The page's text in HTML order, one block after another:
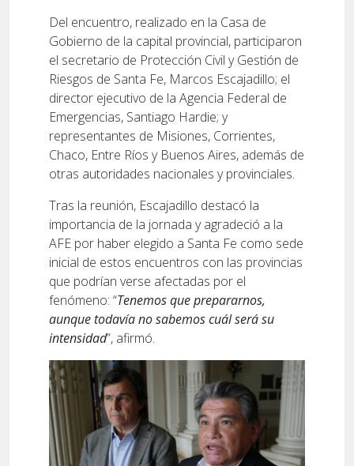
Del encuentro, realizado en la Casa de
Gobierno de la capital provincial, participaron
el secretario de Protección Civil y Gestión de
Riesgos de Santa Fe, Marcos Escajadillo; el
director ejecutivo de la Agencia Federal de
Emergencias, Santiago Hardie; y
representantes de Misiones, Corrientes,
Chaco, Entre Ríos y Buenos Aires, además de
otras autoridades nacionales y provinciales.
Tras la reunión, Escajadillo destacó la
importancia de la jornada y agradeció a la
AFE por haber elegido a Santa Fe como sede
inicial de estos encuentros con las provincias
que podrían verse afectadas por el
fenómeno: “Tenemos que prepararnos,
aunque todavía no sabemos cuál será su
intensidad”, afirmó.